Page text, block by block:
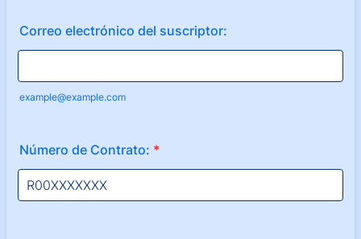
Correo electrónico del suscriptor:
example@example.com
Número de Contrato: *